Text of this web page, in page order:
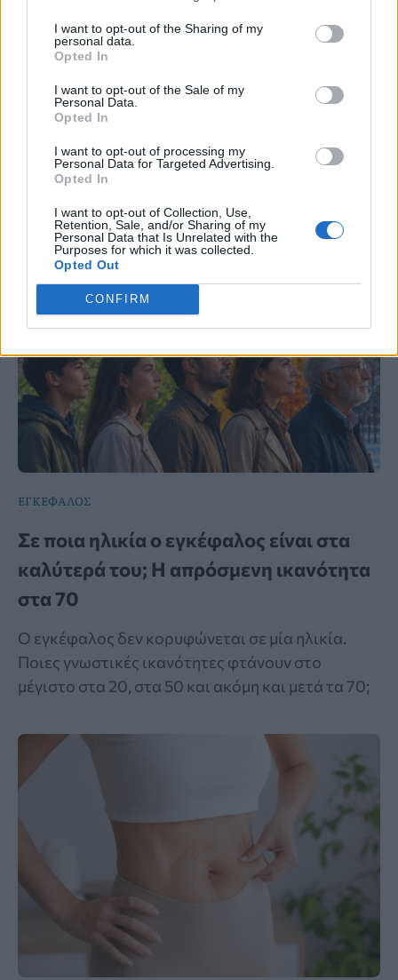
I want to opt-out of the Sharing of my
personal data.
Opted In
I want to opt-out of the Sale of my
Personal Data.
Opted In
I want to opt-out of processing my
Personal Data for Targeted Advertising.
Opted In
I want to opt-out of Collection, Use,
Retention, Sale, and/or Sharing of my
Personal Data that Is Unrelated with the
Purposes for which it was collected.
Opted Out
CONFIRM
Just in
ΕΓΚΕΦΑΛΟΣ
Σε ποια ηλικία ο εγκέφαλος είναι στα
καλύτερά του; Η απρόσμενη ικανότητα
στα 70
Ο εγκέφαλος δεν κορυφώνεται σε μία ηλικία.
Ποιες γνωστικές ικανότητες φτάνουν στο
μέγιστο στα 20, στα 50 και ακόμη και μετά τα 70;